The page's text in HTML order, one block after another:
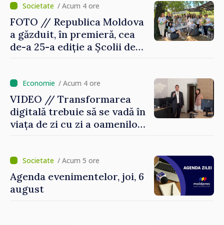
/ Acum 4 ore
FOTO // Republica Moldova
a găzduit, în premieră, cea
de-a 25-a ediție a Școlii de
/ Acum 4 ore
VIDEO // Transformarea
digitală trebuie să se vadă în
viața de zi cu zi a oamenilor
premierul Vasile Tofan, în
vizită la AGE
/ Acum 5 ore
Agenda evenimentelor, joi, 6
august